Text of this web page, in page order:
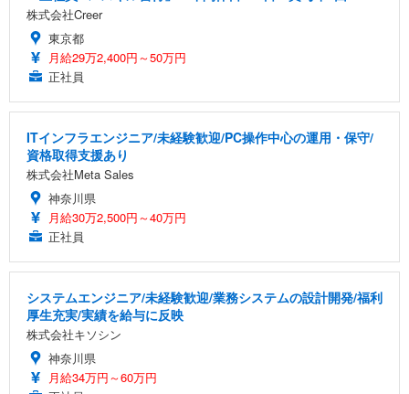
株式会社Creer
東京都
月給29万2,400円～50万円
正社員
ITインフラエンジニア/未経験歓迎/PC操作中心の運用・保守/
資格取得支援あり
株式会社Meta Sales
神奈川県
月給30万2,500円～40万円
正社員
システムエンジニア/未経験歓迎/業務システムの設計開発/福利
厚生充実/実績を給与に反映
株式会社キソシン
神奈川県
月給34万円～60万円